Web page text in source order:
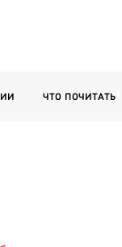
ЧТО ПОЧИТАТЬ